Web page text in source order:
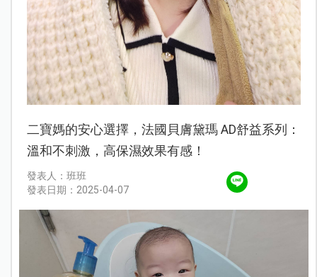
二寶媽的安心選擇，法國貝膚黛瑪 AD舒益系列：
溫和不刺激，高保濕效果有感！
發表人：班班
發表日期：2025-04-07